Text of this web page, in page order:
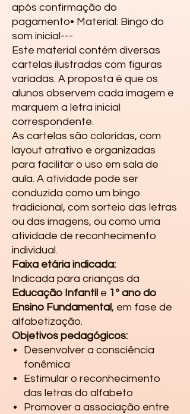
após confirmação do
pagamento• Material: Bingo do
som inicial---
Este material contém diversas
cartelas ilustradas com figuras
variadas. A proposta é que os
alunos observem cada imagem e
marquem a letra inicial
correspondente.
As cartelas são coloridas, com
layout atrativo e organizadas
para facilitar o uso em sala de
aula. A atividade pode ser
conduzida como um bingo
tradicional, com sorteio das letras
ou das imagens, ou como uma
atividade de reconhecimento
individual.
Faixa etária indicada:
Indicada para crianças da
Educação Infantil e 1º ano do
Ensino Fundamental, em fase de
alfabetização.
Objetivos pedagógicos:
Desenvolver a consciência
fonêmica
Estimular o reconhecimento
das letras do alfabeto
Promover a associação entre